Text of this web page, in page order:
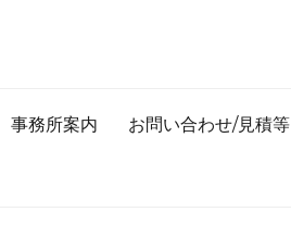
事務所案内 お問い合わせ/見積等